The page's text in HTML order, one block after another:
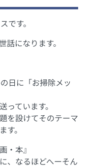
です。
になります。
日に「お掃除メッ
ています。
を設けてそのテーマ
。
・本』
、なるほどへーそん